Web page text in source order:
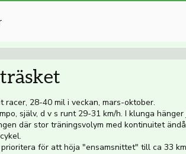
racer, 28-40 mil i veckan, mars-oktober.
själv, d v s runt 29-31 km/h. I klunga
där stor träningsvolym med kontinuitet
för att höja "ensamsnittet" till ca 33